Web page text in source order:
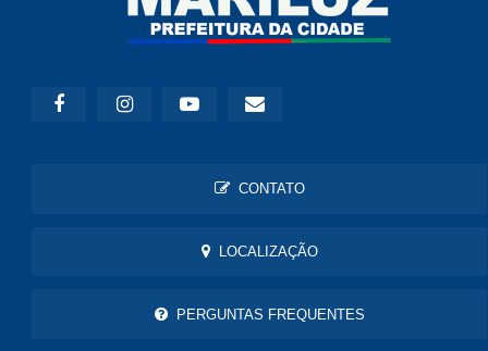
CONTATO
LOCALIZAÇÃO
PERGUNTAS FREQUENTES